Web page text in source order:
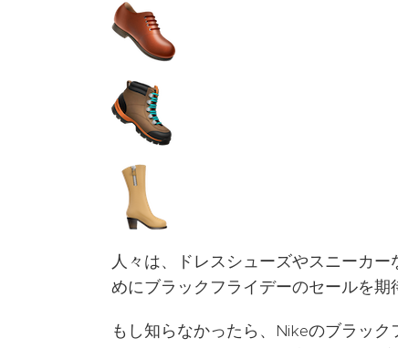
人々は、ドレスシューズやスニーカ
めにブラックフライデーのセールを期
もし知らなかったら、Nikeのブラッ